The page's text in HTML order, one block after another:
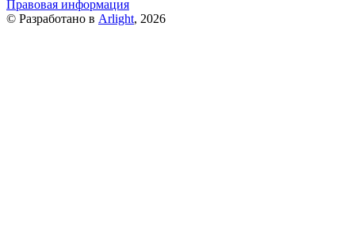
Правовая информация
© Разработано в Arlight, 2026